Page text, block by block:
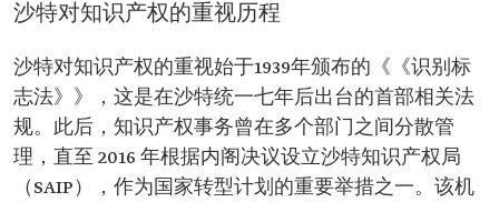
沙特对知识产权的重视历程
沙特对知识产权的重视始于1939年颁布的《《识别标
志法》》，这是在沙特统一七年后出台的首部相关法
规。此后，知识产权事务曾在多个部门之间分散管
理，直至 2016 年根据内阁决议设立沙特知识产权局
（SAIP），作为国家转型计划的重要举措之一。该机